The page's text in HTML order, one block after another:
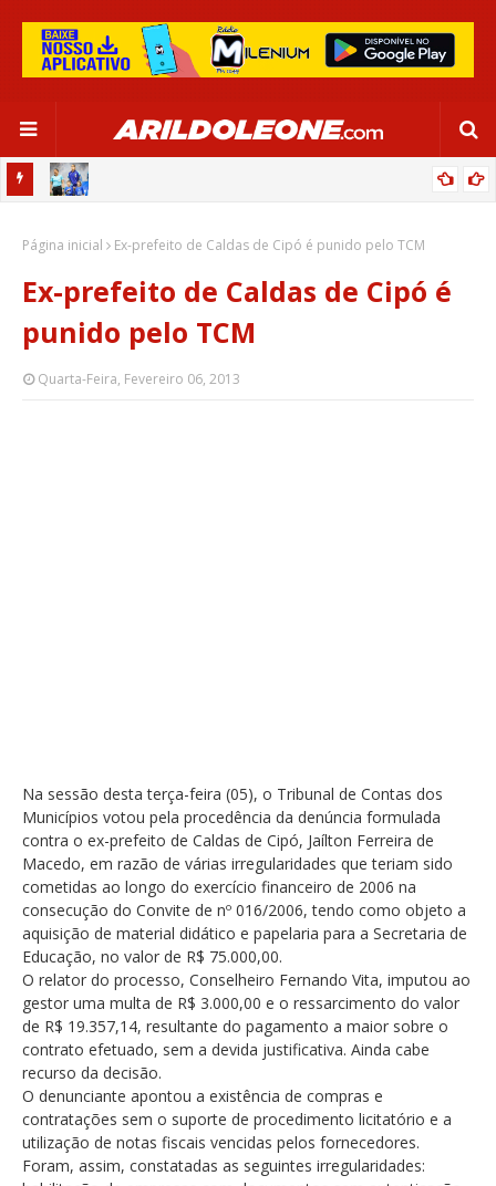
SALVADOR
Página inicial Ex-prefeito de Caldas de Cipó é punido pelo TCM
Ex-prefeito de Caldas de Cipó é
punido pelo TCM
Quarta-Feira, Fevereiro 06, 2013
Na sessão desta terça-feira (05), o Tribunal de Contas dos
Municípios votou pela procedência da denúncia formulada
contra o ex-prefeito de Caldas de Cipó, Jaílton Ferreira de
Macedo, em razão de várias irregularidades que teriam sido
cometidas ao longo do exercício financeiro de 2006 na
consecução do Convite de nº 016/2006, tendo como objeto a
aquisição de material didático e papelaria para a Secretaria de
Educação, no valor de R$ 75.000,00.
O relator do processo, Conselheiro Fernando Vita, imputou ao
gestor uma multa de R$ 3.000,00 e o ressarcimento do valor
de R$ 19.357,14, resultante do pagamento a maior sobre o
contrato efetuado, sem a devida justificativa. Ainda cabe
recurso da decisão.
O denunciante apontou a existência de compras e
contratações sem o suporte de procedimento licitatório e a
utilização de notas fiscais vencidas pelos fornecedores.
Foram, assim, constatadas as seguintes irregularidades: